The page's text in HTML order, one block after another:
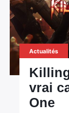
Actualités
vrai
One